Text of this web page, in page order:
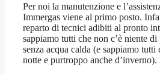
Per noi la manutenzione e
Immergas viene al primo posto.
reparto di tecnici adibiti al pronto
sappiamo tutti che non c’è niente
senza acqua calda (e sappiamo tutti
notte e purtroppo anche d’inverno).